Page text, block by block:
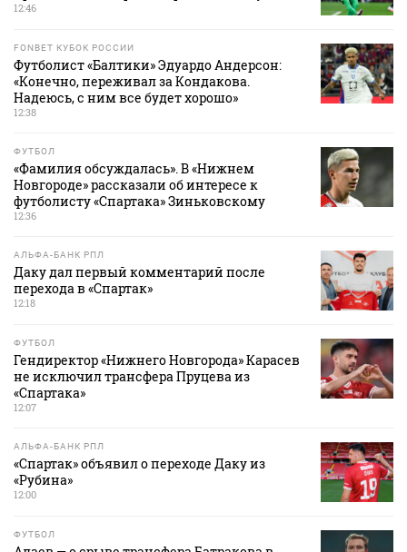
12:46
FONBET КУБОК РОССИИ
Футболист «Балтики» Эдуардо Андерсон:
«Конечно, переживал за Кондакова.
Надеюсь, с ним все будет хорошо»
12:38
ФУТБОЛ
«Фамилия обсуждалась». В «Нижнем
Новгороде» рассказали об интересе к
футболисту «Спартака» Зиньковскому
12:36
АЛЬФА-БАНК РПЛ
Даку дал первый комментарий после
перехода в «Спартак»
12:18
ФУТБОЛ
Гендиректор «Нижнего Новгорода» Карасев
не исключил трансфера Пруцева из
«Спартака»
12:07
АЛЬФА-БАНК РПЛ
«Спартак» объявил о переходе Даку из
«Рубина»
12:00
ФУТБОЛ